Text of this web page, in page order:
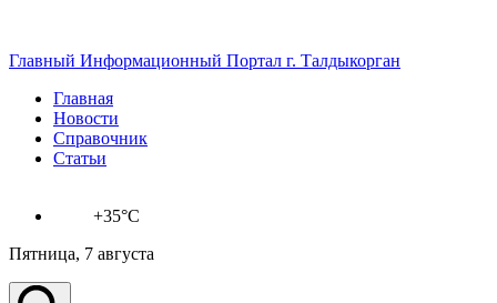
Главный Информационный Портал г. Талдыкорган
Главная
Новости
Справочник
Статьи
+35°C
Пятница, 7 августа